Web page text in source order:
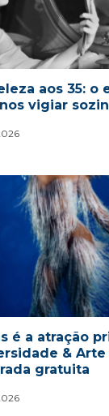
aos 35: o
vigiar
é a atração
&
gratuita